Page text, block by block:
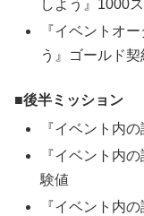
しよう』1000
『イベントオ
う』ゴールド契
後半ミッション
『イベント内
『イベント内
験値
『イベント内